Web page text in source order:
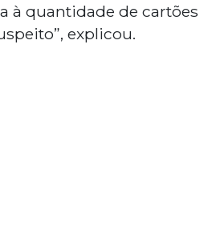
à quantidade de cartões
explicou.